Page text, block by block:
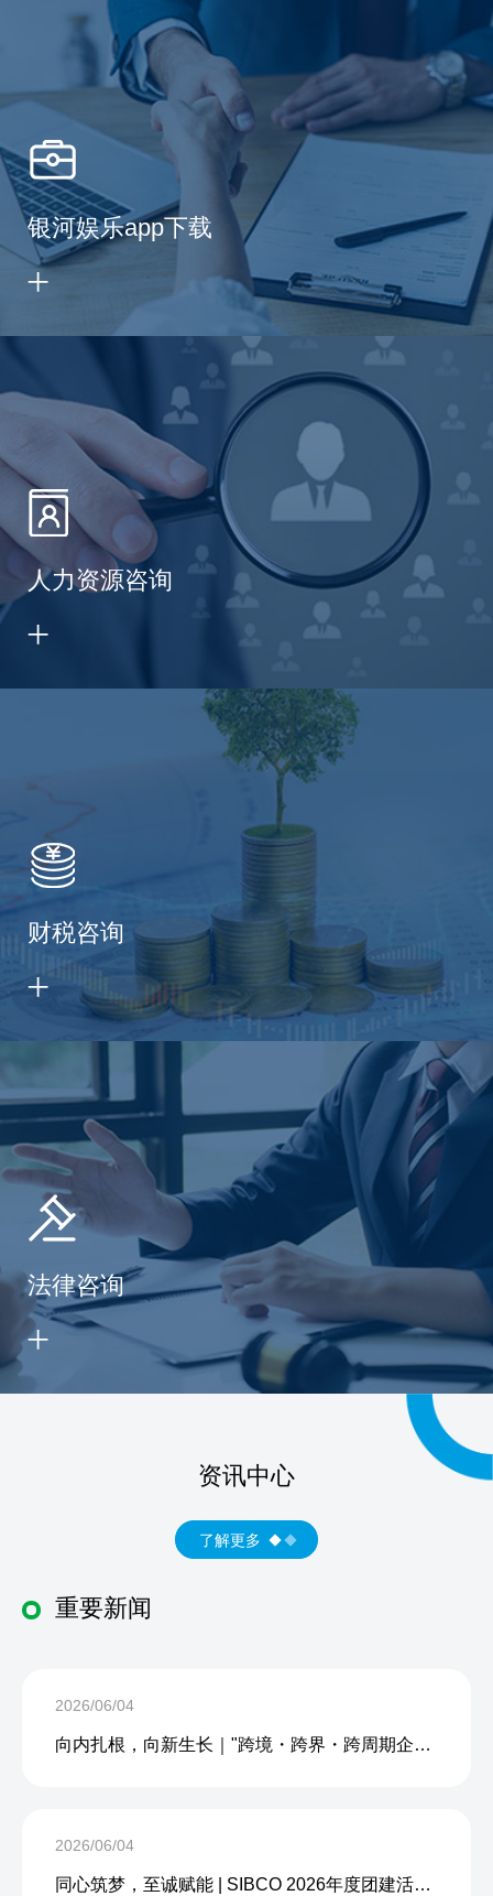
银河娱乐app下载
人力资源咨询
财税咨询
法律咨询
资讯中心
了解更多
重要新闻
2026/06/04
向内扎根，向新生长｜"跨境・跨界・跨周期企业内生力沙龙"成功举办
2026/06/04
同心筑梦，至诚赋能 | SIBCO 2026年度团建活动圆满收官